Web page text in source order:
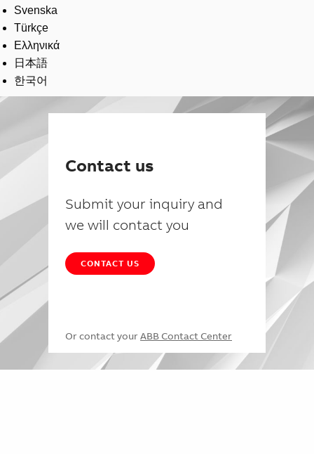
Svenska
Türkçe
Ελληνικά
日本語
한국어
Contact us
Submit your inquiry and
we will contact you
CONTACT US
Or contact your ABB Contact Center